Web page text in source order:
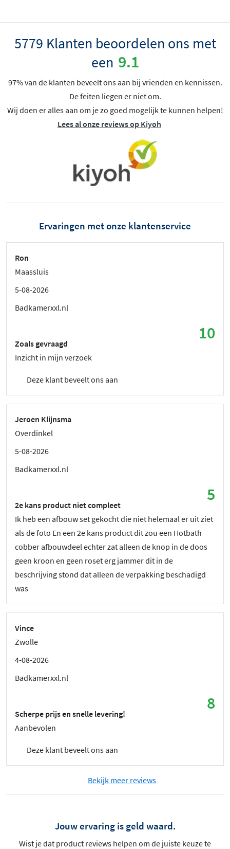
5779 Klanten beoordelen ons met
een 9.1
97% van de klanten beveelt ons aan bij vrienden en kennissen.
De feiten liegen er niet om.
Wij doen er alles aan om je zo goed mogelijk te kunnen helpen!
Lees al onze reviews op Kiyoh
Ervaringen met onze klantenservice
Ron
Maassluis
5-08-2026
Badkamerxxl.nl
10
Zoals gevraagd
Inzicht in mijn verzoek
Deze klant beveelt ons aan
Jeroen Klijnsma
Overdinkel
5-08-2026
Badkamerxxl.nl
5
2e kans product niet compleet
Ik heb een afbouw set gekocht die niet helemaal er uit ziet
als de foto En een 2e kans product dit zou een Hotbath
cobber afbouwdeel echter zat alleen de knop in de doos
geen kroon en geen roset erg jammer dit in de
beschrijving stond dat alleen de verpakking beschadigd
was
Vince
Zwolle
4-08-2026
Badkamerxxl.nl
8
Scherpe prijs en snelle levering!
Aanbevolen
Deze klant beveelt ons aan
Bekijk meer reviews
Jouw ervaring is geld waard.
Wist je dat product reviews helpen om de juiste keuze te